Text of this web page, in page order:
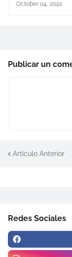
October 04, 2022
Publicar un
Artículo Anterior
Redes Sociales